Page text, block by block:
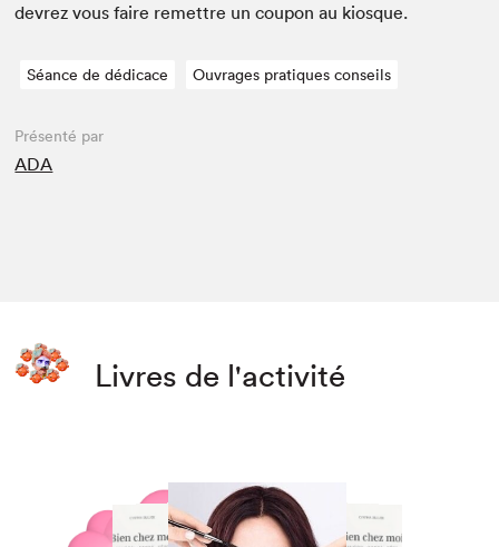
devrez vous faire remet­tre un coupon au kiosque.
Séance de dédicace Ouvrages pratiques conseils
Présenté par
ADA
Livres de l'activité